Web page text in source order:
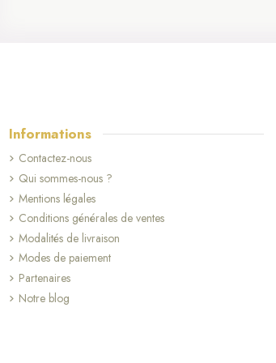
Informations
Contactez-nous
Qui sommes-nous ?
Mentions légales
Conditions générales de ventes
Modalités de livraison
Modes de paiement
Partenaires
Notre blog